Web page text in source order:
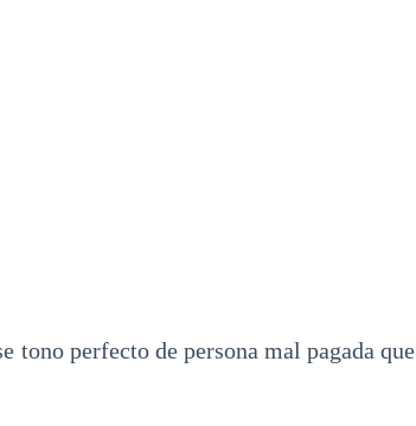
perfecto de persona mal pagada que